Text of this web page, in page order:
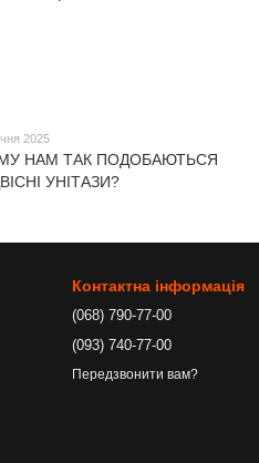
2025
НАМ ТАК ПОДОБАЮТЬСЯ
УНІТАЗИ?
Контактна інформація
(068) 790-77-00
(093) 740-77-00
Передзвонити вам?